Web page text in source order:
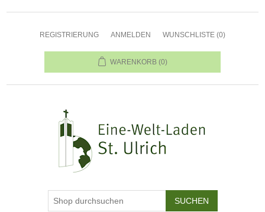
REGISTRIERUNG ANMELDEN WUNSCHLISTE (0)
WARENKORB (0)